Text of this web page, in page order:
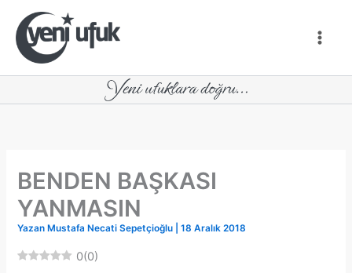
atla
BENDEN BAŞKASI
YANMASIN
Yazan Mustafa Necati Sepetçioğlu |18 Aralık 2018
0(0)